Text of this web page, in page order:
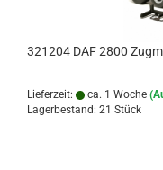
321204 DAF 2800
Lieferzeit: ca. 1 Woche
Lagerbestand: 21 Stück